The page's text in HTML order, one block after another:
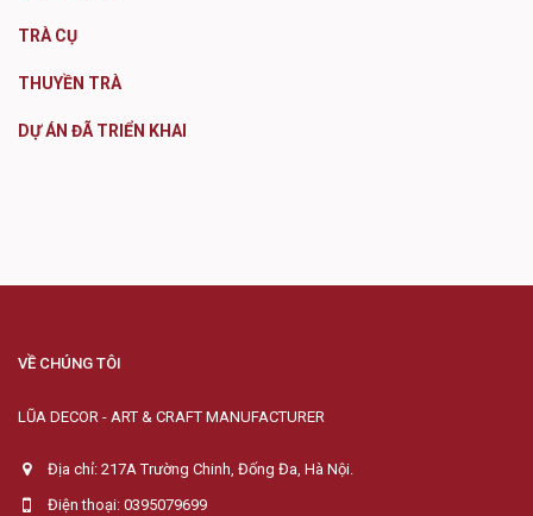
TRÀ CỤ
THUYỀN TRÀ
DỰ ÁN ĐÃ TRIỂN KHAI
VỀ CHÚNG TÔI
LŨA DECOR - ART & CRAFT MANUFACTURER
Địa chỉ: 217A Trường Chinh, Đống Đa, Hà Nội.
Điện thoại: 0395079699